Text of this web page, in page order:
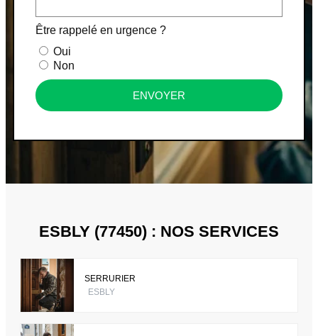
Être rappelé en urgence ?
Oui
Non
ENVOYER
ESBLY (77450) : NOS SERVICES
SERRURIER
ESBLY